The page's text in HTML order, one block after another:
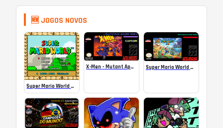
🆕 JOGOS NOVOS
Super Mario World SA-1 Online
X-Men – Mutant Apocalypse Rebalanced Online Super Mario World Mix Online